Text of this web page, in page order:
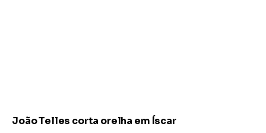
João Telles corta orelha em Íscar